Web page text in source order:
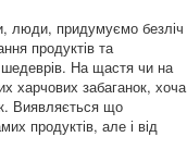
люди, придумуємо безліч
продуктів та
На щастя чи на
харчових забаганок, хоча
Виявляється що
продуктів, але і від